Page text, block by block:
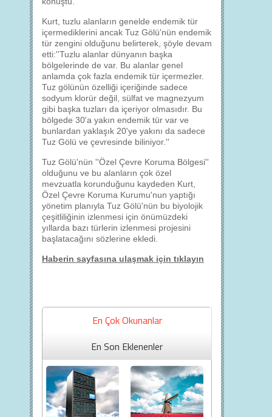
Kurt, tuzlu alanların genelde endemik tür
içermediklerini ancak Tuz Gölü'nün endemik
tür zengini olduğunu belirterek, şöyle devam
etti:''Tuzlu alanlar dünyanın başka
bölgelerinde de var. Bu alanlar genel
anlamda çok fazla endemik tür içermezler.
Tuz gölünün özelliği içeriğinde sadece
sodyum klorür değil, sülfat ve magnezyum
gibi başka tuzları da içeriyor olmasıdır. Bu
bölgede 30'a yakın endemik tür var ve
bunlardan yaklaşık 20'ye yakını da sadece
Tuz Gölü ve çevresinde biliniyor.''
Tuz Gölü'nün ''Özel Çevre Koruma Bölgesi''
olduğunu ve bu alanların çok özel
mevzuatla korunduğunu kaydeden Kurt,
Özel Çevre Koruma Kurumu'nun yaptığı
yönetim planıyla Tuz Gölü'nün bu biyolojik
çeşitliliğinin izlenmesi için önümüzdeki
yıllarda bazı türlerin izlenmesi projesini
başlatacağını sözlerine ekledi.
Haberin sayfasına ulaşmak için tıklayın
En Çok Okunanlar
En Son Eklenenler